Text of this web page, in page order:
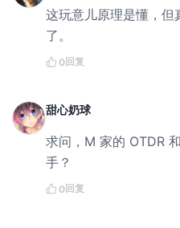
这玩意儿原理是懂，但
了。
0回复
甜心奶球
求问，M 家的 OTDR
手？
0回复